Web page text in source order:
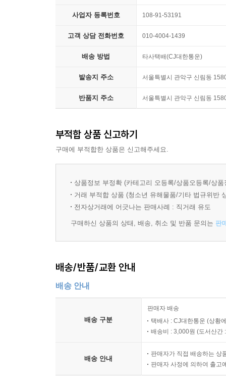
그러나 그의 상황을 알게 된 학교 선생님(조력
연극과 문학으로 관심사를 넓혀가던 웨스 앤더
쓰고, 연기하였다.)
상대를 ‘제 잘난 멋에 사는 참여의식 없는 놈’
세계관을 보여주기에 충분했고, 이후 활동의 시
말하며, 그를 ‘차세대의 마틴 스콜세지’로 지목했
그가 창조한 여덟 번째 세계 『그랜드 부다페스트
영화 『그랜드 부다페스트 호텔』은 세계 대전
로비 보이 제로와 그의 멘토 구스타브가 주축
있다), 동화 같은 색감과 대칭의 아름다움이 부각
조각조차 갖고 싶게 만드는 소품들에 이르기까
가장 극대화된 작품이라는 평을 받는다.
웨스 앤더슨의 작품 세계를 가장 깊게 이해하는
담는 작업을 하였고, 그 결과 완벽한 아트북 『
7편의 영화를 묶어 『웨스 앤더슨 컬렉션』이라
권으로 묶은 이유는 그만큼 읽을거리와 볼거리
웨스 앤더슨뿐만 아니라 주연배우 랄프 파인스,
사업자 등록번호 108-91-53191
고객 상담 전화번호 010-4004-1439
배송 방법 타사택배(CJ대한통운)
발송지 주소 서울특별시 관악구 신림동
반품지 주소 서울특별시 관악구 신림동
부적합 상품 신고하기
구매에 부적합한 상품은 신고해주세요.
상품정보 부정확 (카테고리 오등록/상품오등록/상
거래 부적합 상품 (청소년 유해물품/기타 법규위반
전자상거래에 어긋나는 판매사례 : 직거래 유도
구매하신 상품의 상태, 배송, 취소 및 반품 문의는 판
배송/반품/교환 안내
배송 안내
배송 구분
판매자 배송
택배사 : CJ대한통운 (상황
배송비 : 3,000원 (도서산간
배송 안내
판매자가 직접 배송하는 상
판매자 사정에 의하여 출고